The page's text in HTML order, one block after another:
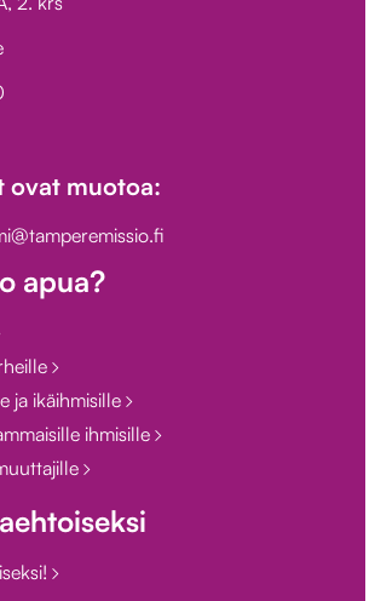
ovat muotoa:
apua?
ja ikäihmisille
ihmisille